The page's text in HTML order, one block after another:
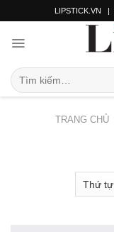
LIPSTICK.VN |
TRANG CHỦ